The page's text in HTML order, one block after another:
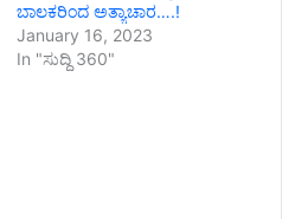
ಬಾಲಕರಿಂದ ಅತ್ಯಾಚಾರ….!
January 16, 2023
In "ಸುದ್ದಿ 360"